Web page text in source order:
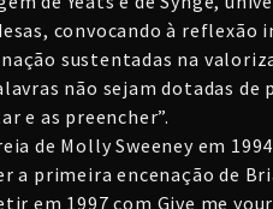
convocando à reflexão
sustentadas na
não sejam dotadas
e as preencher”.
de Molly Sweeney em
a primeira encenação de
em 1997 com Give me